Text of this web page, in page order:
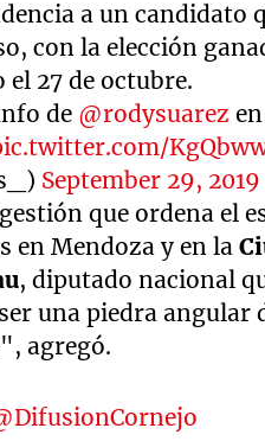
a un candidato
con la elección
27 de octubre.
de @rodysuarez
September 29, 2019
que ordena el
en Mendoza y en la
, diputado nacional
una piedra angular
agregó.